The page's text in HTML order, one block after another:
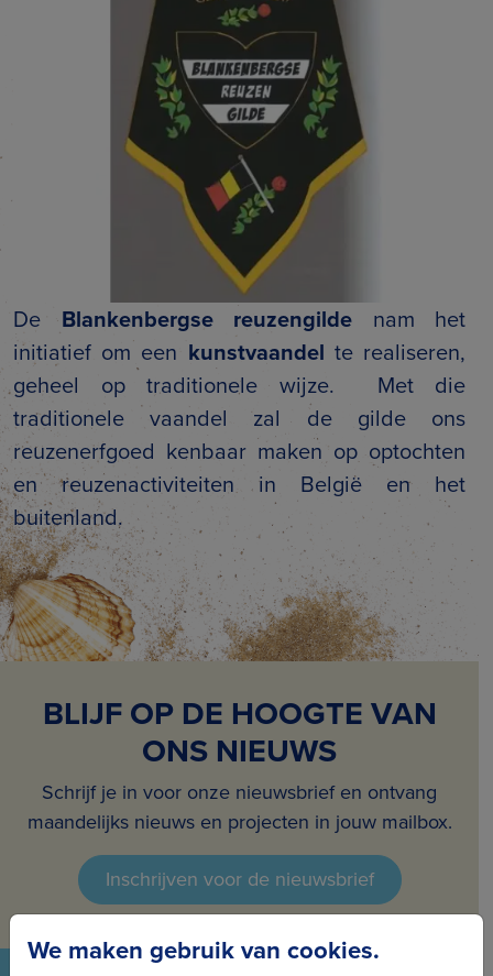
De Blankenbergse reuzengilde nam het
initiatief om een kunstvaandel te realiseren,
geheel op traditionele wijze. Met die
traditionele vaandel zal de gilde ons
reuzenerfgoed kenbaar maken op optochten
en reuzenactiviteiten in België en het
buitenland.
BLIJF OP DE HOOGTE VAN
ONS NIEUWS
Schrijf je in voor onze nieuwsbrief en ontvang
maandelijks nieuws en projecten in jouw mailbox.
Inschrijven voor de nieuwsbrief
We maken gebruik van cookies.